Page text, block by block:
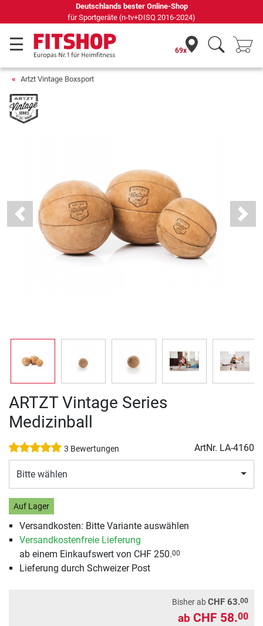
Deutschlands bester Online-Shop
für Sportgeräte (n-tv+DISQ 2016-2024)
69x
Artzt Vintage Boxsport
Previous Next
ARTZT Vintage Series
Medizinball
3 Bewertungen ArtNr. LA-4160
Bitte wählen
Auf Lager
Versandkosten: Bitte Variante auswählen
Versandkostenfreie Lieferung
ab einem Einkaufswert von CHF 250.00
Lieferung durch Schweizer Post
Bisher abCHF 63.00
ab CHF 58.00